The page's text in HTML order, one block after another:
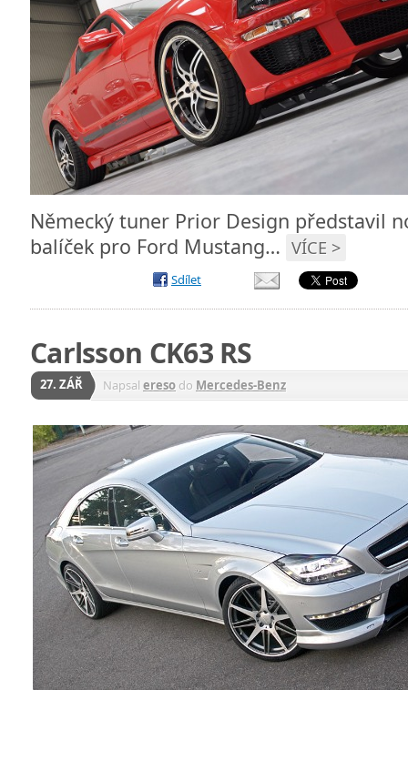
Německý tuner Prior Design představil
balíček pro Ford Mustang… VÍCE >
Sdílet
Carlsson CK63 RS
27. ZÁŘ Napsal ereso do Mercedes-Benz